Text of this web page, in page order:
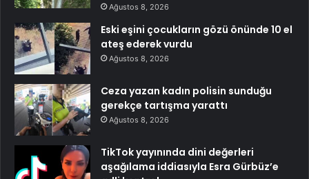
Ağustos 8, 2026
Eski eşini çocukların gözü önünde 10 el
ateş ederek vurdu
Ağustos 8, 2026
Ceza yazan kadın polisin sunduğu
gerekçe tartışma yarattı
Ağustos 8, 2026
TikTok yayınında dini değerleri
aşağılama iddiasıyla Esra Gürbüz’e